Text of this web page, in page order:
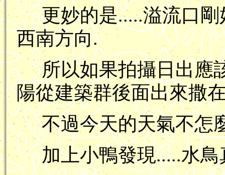
更妙的是.....溢流口
西南方向.
所以如果拍攝日出應
陽從建築群後面出來撒
不過今天的天氣不怎
加上小鴨發現.....水鳥